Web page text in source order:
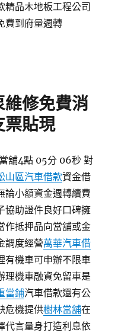
精品木地板工程公司
費到府量週轉
修免費消
票貼現
舖4點 05分 06秒 對
山區汽車借款資金借
論小額資金週轉續費
協助證件良好口碑擁
作抵押品向當舖或金
調度經營萬華汽車借
有機車可申辦不限車
理機車融資免留車是
當鋪汽車借款還有公
危機提供樹林當舖在
代言量身打造利息依